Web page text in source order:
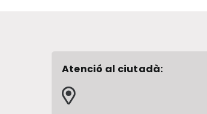
Atenció al ciutadà: